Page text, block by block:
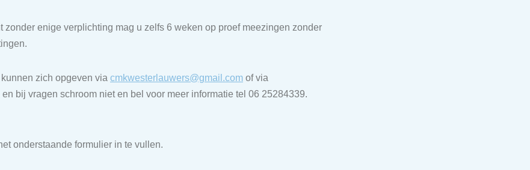
zonder enige verplichting mag u zelfs 6 weken op proef meezingen zonder
zich opgeven via cmkwesterlauwers@gmail.com of via
bij vragen schroom niet en bel voor meer informatie tel 06 25284339.
onderstaande formulier in te vullen.